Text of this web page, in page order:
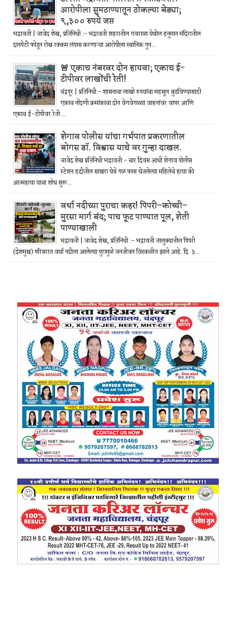
आरोपीला सुमठाण्यातून ठोकल्या बेड्या;
९,३०० रुपये जप्त
भद्रावती | जावेद शेख, प्रतिनिधी :- भद्रावती शहरातील गवराळा येथील हनुमान मंदिरातील
दानपेटी फोडून रोख रक्कम लंपास करणाऱ्या आरोपीला स्थानिक गुन...
🚨 एकाच नंबरवर दोन हायवा; एकाच ई-
टीपीवर लाखोंची रेती!
चंद्रपूर | प्रतिनिधी:- शासनाचा लाखो रुपयांचा महसूल बुडविण्यासाठी
एकाच नोंदणी क्रमांकाचा दोन वेगवेगळ्या वाहनांवर वापर आणि
एकाच ई-टीपीवर रेती ...
शेगाव पोलीस यांचा गर्भपात प्रकरणातील
बोगस डॉ. विश्वास याचे वर गुन्हा दाखल.
जावेद शेख प्रतिनिधी भद्रावती:- चार दिवस आधी शेगाव पोलीस
स्टेशन हद्दीतील साखरा येथे गळ फास घेतलेल्या महिलेचे हत्या की
आत्महत्या याचा शोध सुरू...
वर्धा नदीच्या पुराचा कहर! पिपरी–कोच्ची–
मुरसा मार्ग बंद; पाच फूट पाण्यात पूल, शेती
पाण्याखाली
भद्रावती | जावेद शेख, प्रतिनिधी :- भद्रावती तालुक्यातील पिपरी
(देशमुख) परिसरात वर्धा नदीला आलेल्या पुरामुळे जनजीवन विस्कळीत झाले आहे. दि. ३...